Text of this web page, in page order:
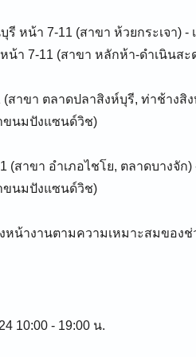
รี หน้า 7-11 (สาขา ห้วยกระเจา) -
น้า 7-11 (สาขา หลักห้า-ดำเนินสะ
สาขา ตลาดปลาสิงห์บุรี, ท่าช้างสิง
ขนมปังแซนด์วิช)
(สาขา อำเภอไชโย, ตลาดบางจัก)
ขนมปังแซนด์วิช)
หน้างานตามความเหมาะสมของช่
10:00 - 19:00 น.